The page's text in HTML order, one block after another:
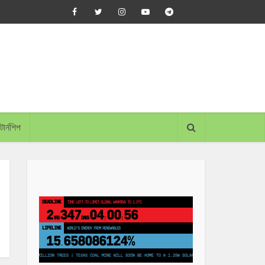
DEADLINE TIME LEFT TO LIMIT GLOBAL WARMING TO 1.5°C
2YRS 347DAYS 04: 00: 55
LIFELINE LAND PROTECTED BY INDIGENOUS PEOPLE
43,500,000km²
TO PLANT 250 MILLION TREES | TEXAS COAL MINE WILL SOON BE HOME TO A 1.2GW SOLAR FARM | CHINA GENERATES LESS